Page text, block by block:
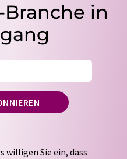
in
willigen Sie ein, dass